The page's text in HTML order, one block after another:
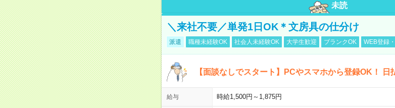
未読
＼来社不要／単発1日OK＊文房具の仕分け
派遣 職種未経験OK 社会人未経験OK 大学生歓迎 ブランクOK WEB登録
【面談なしでスタート】PCやスマホから登録OK！ 日
給与 時給1,500円～1,875円